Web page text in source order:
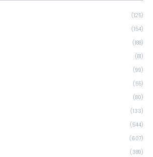
(125)
(154)
(188)
(81)
(99)
(55)
(80)
(133)
(544)
(607)
(389)